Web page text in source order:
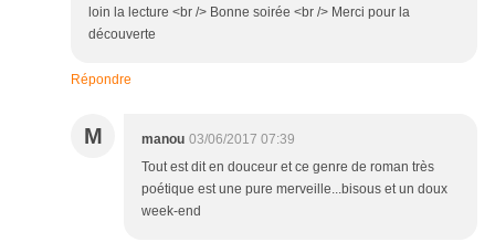
loin la lecture <br /> Bonne soirée <br /> Merci pour la
découverte
Répondre
M manou 03/06/2017 07:39
Tout est dit en douceur et ce genre de roman très
poétique est une pure merveille...bisous et un doux
week-end